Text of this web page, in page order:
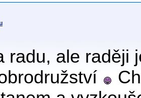
radu, ale raději